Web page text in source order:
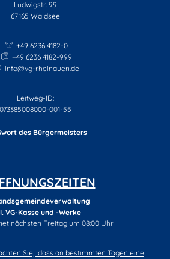
Ludwigstr. 99
67165 Waldsee
+49 6236 4182-0
+49 6236 4182-999
info@vg-rheinauen.de
Leitweg-ID:
073385008000-001-55
des Bürgermeisters
VG-Kasse und -Werke
Öffnungs- oder Schließzeiten auszublenden
nächsten Freitag um 08:00 Uhr
Sie, dass an bestimmten Tagen eine